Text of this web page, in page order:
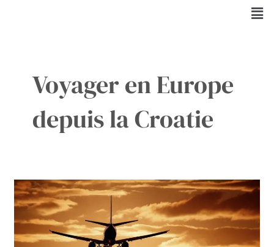
Voyager en Europe
depuis la Croatie
Croatie
:
Adieu
aux
contrôles